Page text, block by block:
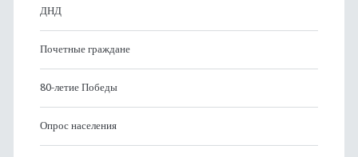
ДНД
Почетные граждане
80-летие Победы
Опрос населения